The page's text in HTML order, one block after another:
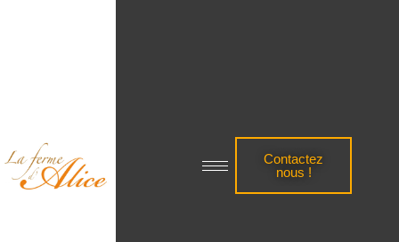
Contactez
nous !